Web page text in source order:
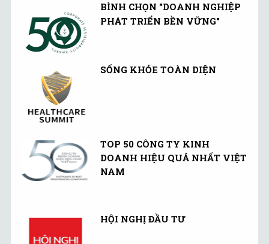
BÌNH CHỌN "DOANH NGHIỆP
PHÁT TRIỂN BỀN VỮNG"
SỐNG KHỎE TOÀN DIỆN
TOP 50 CÔNG TY KINH
DOANH HIỆU QUẢ NHẤT VIỆT
NAM
HỘI NGHỊ ĐẦU TƯ